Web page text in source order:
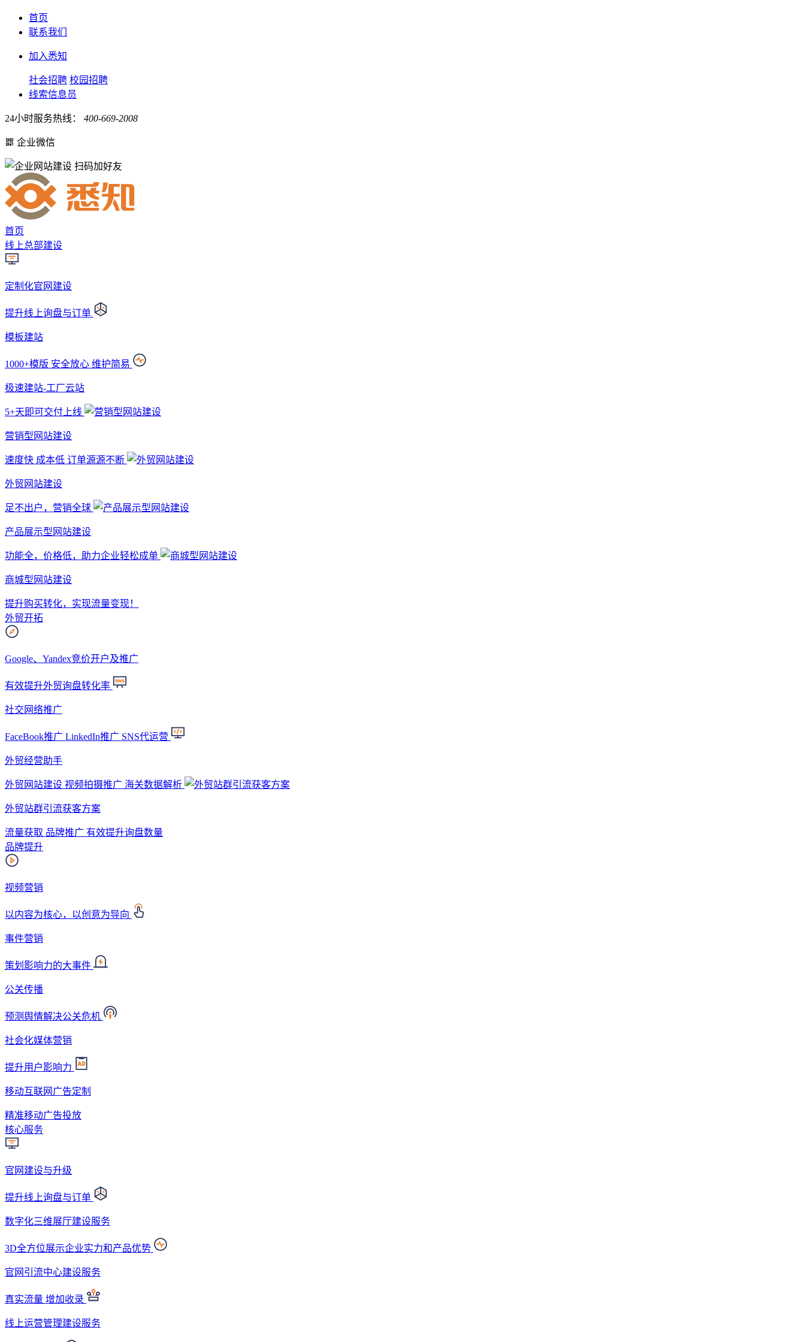
首页
联系我们
加入悉知
社会招聘 校园招聘
线索信息员
24小时服务热线： 400-669-2008
企业微信
扫码加好友
首页
线上总部建设
定制化官网建设
提升线上询盘与订单
模板建站
1000+模版 安全放心 维护简易
极速建站-工厂云站
5+天即可交付上线
营销型网站建设
速度快 成本低 订单源源不断
外贸网站建设
足不出户，营销全球
产品展示型网站建设
功能全，价格低，助力企业轻松成单
商城型网站建设
提升购买转化，实现流量变现！
外贸开拓
Google、Yandex竞价开户及推广
有效提升外贸询盘转化率
社交网络推广
FaceBook推广 LinkedIn推广 SNS代运营
外贸经营助手
外贸网站建设 视频拍摄推广 海关数据解析
外贸站群引流获客方案
流量获取 品牌推广 有效提升询盘数量
品牌提升
视频营销
以内容为核心，以创意为导向
事件营销
策划影响力的大事件
公关传播
预测舆情解决公关危机
社会化媒体营销
提升用户影响力
移动互联网广告定制
精准移动广告投放
核心服务
官网建设与升级
提升线上询盘与订单
数字化三维展厅建设服务
3D全方位展示企业实力和产品优势
官网引流中心建设服务
真实流量 增加收录
线上运营管理建设服务